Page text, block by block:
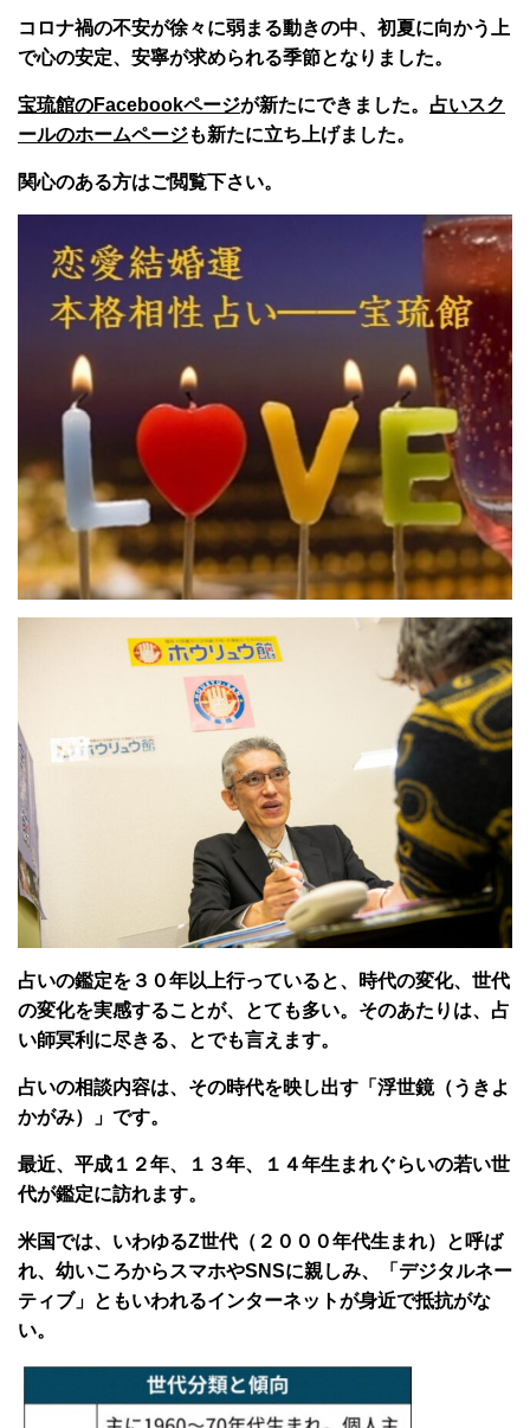
コロナ禍の不安が徐々に弱まる動きの中、初夏に向かう上
で心の安定、安寧が求められる季節となりました。
宝琉館のFacebookページが新たにできました。 占いスク
ールのホームページも新たに立ち上げました。
関心のある方はご閲覧下さい。
占いの鑑定を３０年以上行っていると、時代の変化、世代
の変化を実感することが、とても多い。そのあたりは、占
い師冥利に尽きる、とでも言えます。
占いの相談内容は、その時代を映し出す「浮世鏡（うきよ
かがみ）」です。
最近、平成１２年、１３年、１４年生まれぐらいの若い世
代が鑑定に訪れます。
米国では、いわゆるZ世代（２０００年代生まれ）と呼ば
れ、幼いころからスマホやSNSに親しみ、「デジタルネー
ティブ」ともいわれるインターネットが身近で抵抗がな
い。